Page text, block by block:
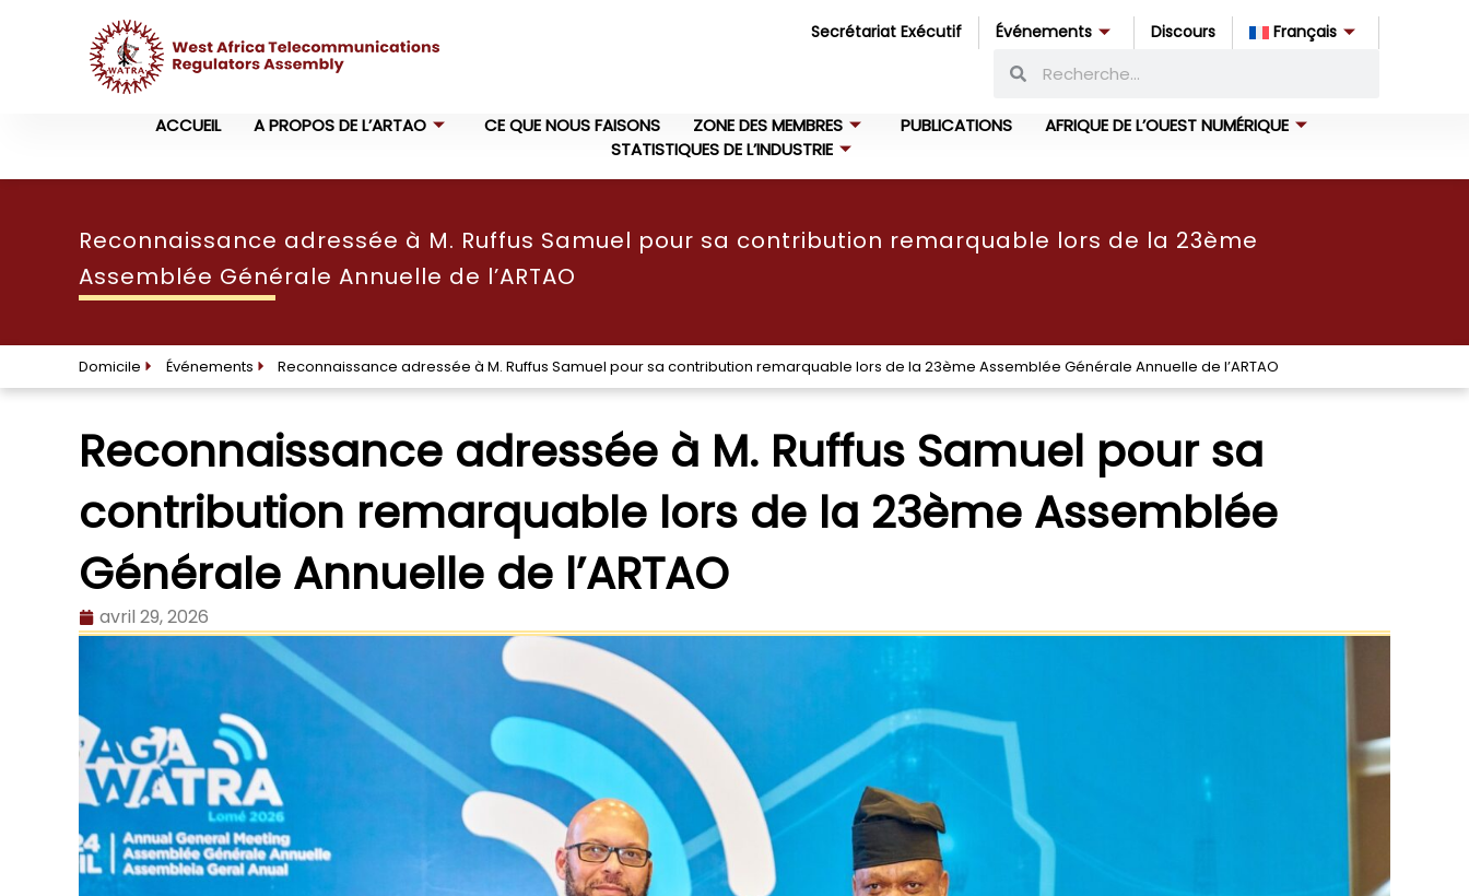
Secrétariat Exécutif Événements Discours Français
ACCUEIL A PROPOS DE L’ARTAO CE QUE NOUS FAISONS ZONE DES MEMBRES PUBLICATIONS
AFRIQUE DE L’OUEST NUMÉRIQUE
STATISTIQUES DE L’INDUSTRIE
Reconnaissance adressée à M. Ruffus Samuel pour sa contribution remarquable lors de la 23ème
Assemblée Générale Annuelle de l’ARTAO
Domicile Événements Reconnaissance adressée à M. Ruffus Samuel pour sa contribution remarquable lors de la 23ème Assemblée Générale Annuelle de l’ARTAO
Reconnaissance adressée à M. Ruffus Samuel pour sa
contribution remarquable lors de la 23ème Assemblée
Générale Annuelle de l’ARTAO
avril 29, 2026